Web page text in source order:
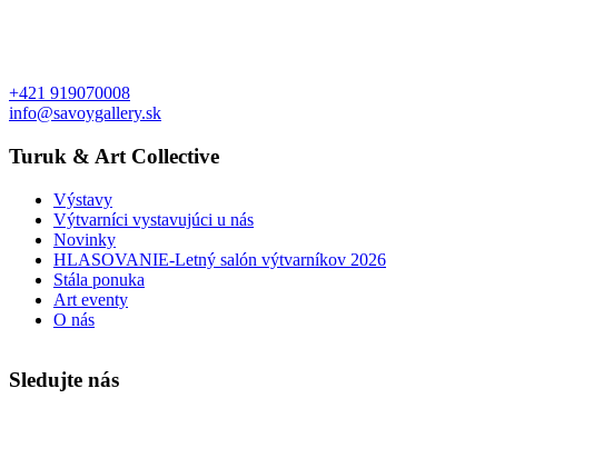
+421 919070008
info@savoygallery.sk
Turuk & Art Collective
Výstavy
Výtvarníci vystavujúci u nás
Novinky
HLASOVANIE-Letný salón výtvarníkov 2026
Stála ponuka
Art eventy
O nás
Sledujte nás